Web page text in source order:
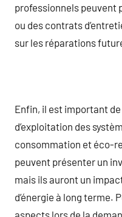
professionnels peuvent
ou des contrats
sur les réparations
Enfin, il est important
d’exploitation des
consommation et éco-
peuvent présenter un
mais ils auront un
d’énergie à long terme.
aspects lors de la